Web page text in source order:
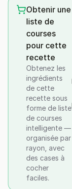
Obtenir une
liste de
courses
pour cette
recette
Obtenez les
ingrédients
de cette
recette sous
forme de liste
de courses
intelligente —
organisée par
rayon, avec
des cases à
cocher
faciles.